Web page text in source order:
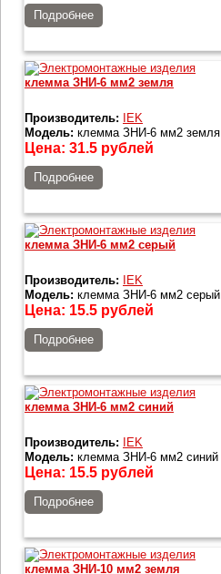
Подробнее
клемма ЗНИ-6 мм2 земля
Производитель:
IEK
Модель: клемма ЗНИ-6 мм2 земля
Цена: 31.5 рублей
Подробнее
клемма ЗНИ-6 мм2 серый
Производитель:
IEK
Модель: клемма ЗНИ-6 мм2 серый
Цена: 15.5 рублей
Подробнее
клемма ЗНИ-6 мм2 синий
Производитель:
IEK
Модель: клемма ЗНИ-6 мм2 синий
Цена: 15.5 рублей
Подробнее
клемма ЗНИ-10 мм2 земля